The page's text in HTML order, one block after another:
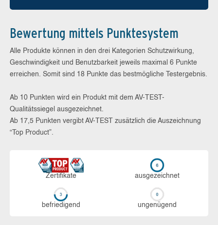
Bewertung mittels Punktesystem
Alle Produkte können in den drei Kategorien Schutzwirkung,
Geschwindigkeit und Benutzbarkeit jeweils maximal 6 Punkte
erreichen. Somit sind 18 Punkte das bestmögliche Testergebnis.
Ab 10 Punkten wird ein Produkt mit dem AV-TEST-
Qualitätssiegel ausgezeichnet.
Ab 17,5 Punkten vergibt AV-TEST zusätzlich die Auszeichnung
“Top Product”.
Zerti­fikate aus­ge­zeich­net
be­frie­di­gend un­ge­nü­gend